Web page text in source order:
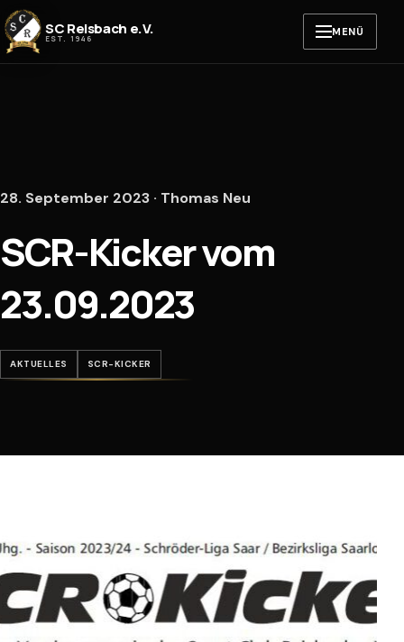
Zum Inhalt springen
SC Reisbach e.V.
EST. 1946 MENÜ
28. September 2023 · Thomas Neu
SCR-Kicker vom
23.09.2023
AKTUELLES SCR-KICKER